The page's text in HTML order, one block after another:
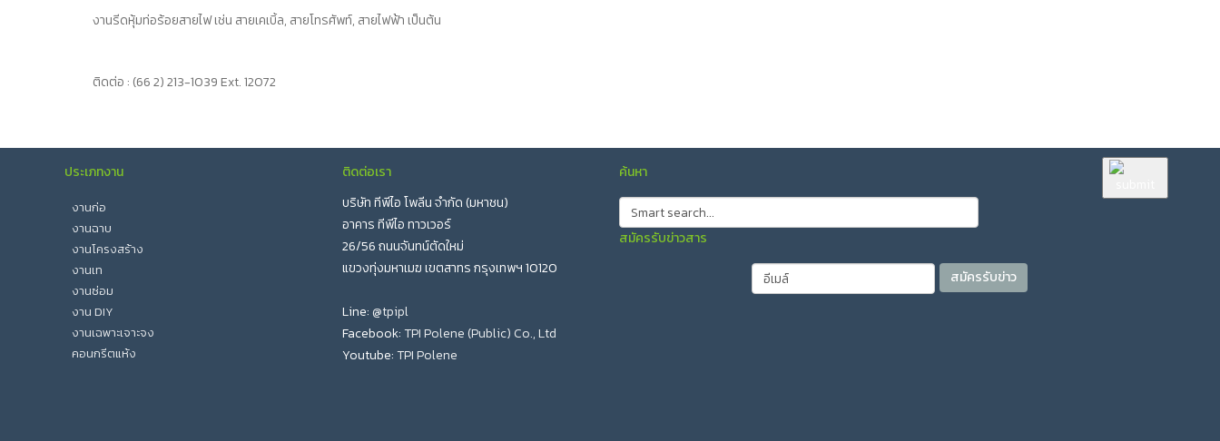
งานรีดหุ้มท่อร้อยสายไฟ เช่น สายเคเบิ้ล, สายโทรศัพท์, สายไฟฟ้า เป็นต้น
ติดต่อ : (66 2) 213-1039 Ext. 12072
ประเภทงาน
งานก่อ
งานฉาบ
งานโครงสร้าง
งานเท
งานซ่อม
งาน DIY
งานเฉพาะเจาะจง
คอนกรีตแห้ง
ติดต่อเรา
บริษัท ทีพีไอ โพลีน จำกัด (มหาชน)
อาคาร ทีพีไอ ทาวเวอร์
26/56 ถนนจันทน์ตัดใหม่
แขวงทุ่งมหาเมฆ เขตสาทร กรุงเทพฯ 10120
Line:@tpipl
Facebook:TPI Polene (Public) Co., Ltd
Youtube:TPI Polene
ค้นหา
สมัครรับข่าวสาร